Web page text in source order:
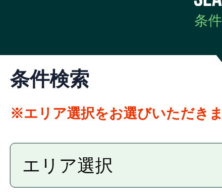
条
条件検索
※エリア選択をお選びいただき